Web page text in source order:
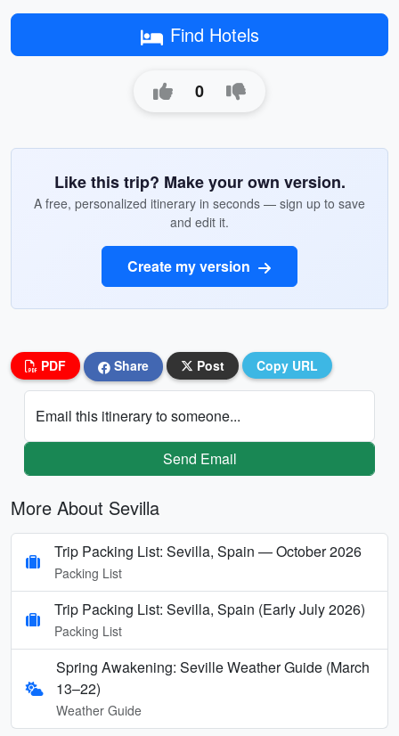
Find Hotels
0
Like this trip? Make your own version.
A free, personalized itinerary in seconds — sign up to save
and edit it.
Create my version
PDF Share Post Copy URL
Email this itinerary to someone...
Send Email
More About Sevilla
Trip Packing List: Sevilla, Spain — October 2026
Packing List
Trip Packing List: Sevilla, Spain (Early July 2026)
Packing List
Spring Awakening: Seville Weather Guide (March
13–22)
Weather Guide